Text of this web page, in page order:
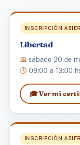
INSCRIPCIÓN
Libertad
📅 sábado 30 de
🕓 09:00 a 13:00
🎓 Ver mi
INSCRIPCIÓN